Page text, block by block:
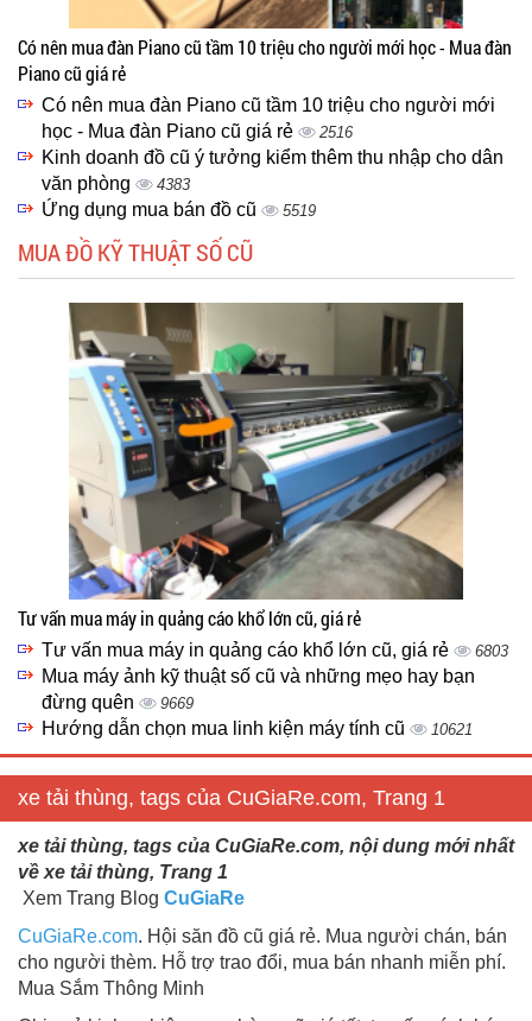
Có nên mua đàn Piano cũ tầm 10 triệu cho người mới học - Mua đàn
Piano cũ giá rẻ
Có nên mua đàn Piano cũ tầm 10 triệu cho người mới
học - Mua đàn Piano cũ giá rẻ
2516
Kinh doanh đồ cũ ý tưởng kiểm thêm thu nhập cho dân
văn phòng
4383
Ứng dụng mua bán đồ cũ 5519
MUA ĐỒ KỸ THUẬT SỐ CŨ
Tư vấn mua máy in quảng cáo khổ lớn cũ, giá rẻ
Tư vấn mua máy in quảng cáo khổ lớn cũ, giá rẻ 6803
Mua máy ảnh kỹ thuật số cũ và những mẹo hay bạn
đừng quên
9669
Hướng dẫn chọn mua linh kiện máy tính cũ 10621
xe tải thùng, tags của CuGiaRe.com, Trang 1
xe tải thùng, tags của CuGiaRe.com, nội dung mới nhất
về xe tải thùng, Trang 1
Xem Trang Blog CuGiaRe
CuGiaRe.com. Hội săn đồ cũ giá rẻ. Mua người chán, bán
cho người thèm. Hỗ trợ trao đổi, mua bán nhanh miễn phí.
Mua Sắm Thông Minh